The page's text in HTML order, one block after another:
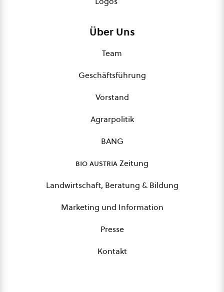
Über Uns
Team
Geschäftsführung
Vorstand
Agrarpolitik
BANG
bio austriaZeitung
Landwirtschaft, Beratung & Bildung
Marketing und Information
Presse
Kontakt